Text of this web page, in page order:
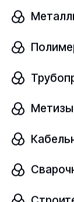
Диаметр,
В наличии